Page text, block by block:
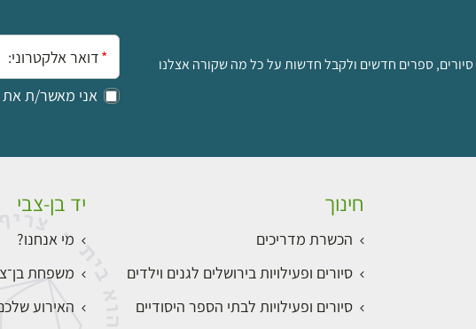
ספרים חדשים ולקבל חדשות על כל מה שקורה אצלנו
אימייל:
אני מאשר/ת את
חינוך
הכשרת מדריכים
סיורים ופעילויות בירושלים לגנים וילדים
סיורים ופעילויות לבתי הספר היסודיים
יד בן-צבי
מי אנחנו?
משפחת
האירוע